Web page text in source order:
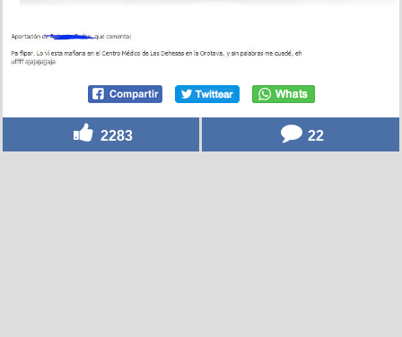
2283 22